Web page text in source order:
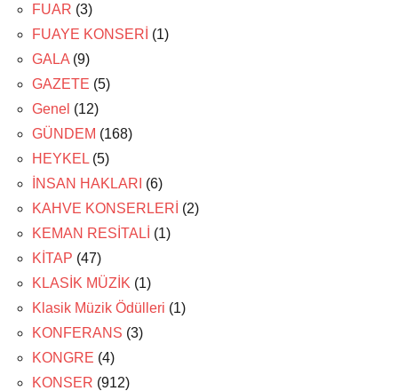
FUAR (3)
FUAYE KONSERİ (1)
GALA (9)
GAZETE (5)
Genel (12)
GÜNDEM (168)
HEYKEL (5)
İNSAN HAKLARI (6)
KAHVE KONSERLERİ (2)
KEMAN RESİTALİ (1)
KİTAP (47)
KLASİK MÜZİK (1)
Klasik Müzik Ödülleri (1)
KONFERANS (3)
KONGRE (4)
KONSER (912)